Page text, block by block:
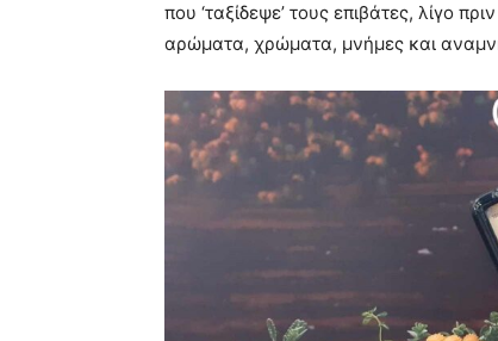
που ‘ταξίδεψε’ τους επιβάτες, λίγο
αρώματα, χρώματα, μνήμες και